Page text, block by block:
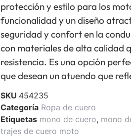
protección y estilo para los
funcionalidad y un diseño
seguridad y confort en la
con materiales de alta calidad
resistencia. Es una opción
que desean un atuendo que
SKU 454235
Categoría Ropa de cuero
Etiquetas mono de cuero, mono
trajes de cuero moto